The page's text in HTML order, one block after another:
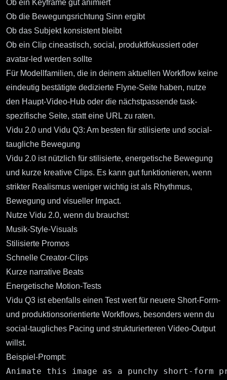
Ob ein Keyframe gut animiert
Ob die Bewegungsrichtung Sinn ergibt
Ob das Subjekt konsistent bleibt
Ob ein Clip cineastisch, social, produktfokussiert oder
avatar-led werden sollte
Für Modellfamilien, die in deinem aktuellen Workflow keine
eindeutig bestätigte dedizierte Flyne-Seite haben, nutze
den Haupt-Video-Hub oder die nächstpassende task-
spezifische Seite, statt eine URL zu raten.
Vidu 2.0 und Vidu Q3: Am besten für stilisierte und social-
taugliche Bewegung
Vidu 2.0 ist nützlich für stilisierte, energetische Bewegung
und kurze kreative Clips. Es kann gut funktionieren, wenn
strikter Realismus weniger wichtig ist als Rhythmus,
Bewegung und visueller Impact.
Nutze Vidu 2.0, wenn du brauchst:
Musik-Style-Visuals
Stilisierte Promos
Schnelle Creator-Clips
Kurze narrative Beats
Energetische Motion-Tests
Vidu Q3 ist ebenfalls einen Test wert für neuere Short-Form-
und produktionsorientierte Workflows, besonders wenn du
social-taugliches Pacing und strukturierteren Video-Output
willst.
Beispiel-Prompt: